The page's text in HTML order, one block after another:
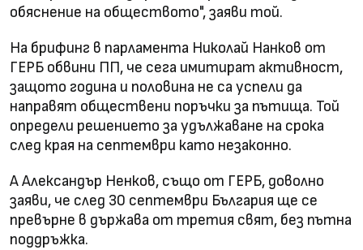
обяснение на обществото", заяви той.
На брифинг в парламента Николай Нанков от
ГЕРБ обвини ПП, че сега имитират активност,
защото година и половина не са успели да
направят обществени поръчки за пътища. Той
определи решението за удължаване на срока
след края на септември като незаконно.
А Александър Ненков, също от ГЕРБ, доволно
заяви, че след 30 септември България ще се
превърне в държава от третия свят, без пътна
поддръжка.